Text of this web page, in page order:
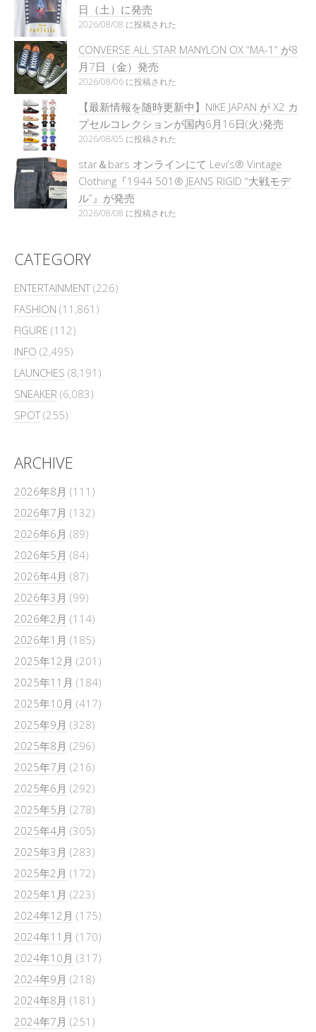
日（土）に発売
2026/08/08 に投稿された
CONVERSE ALL STAR MANYLON OX “MA-1” が8
月7日（金）発売
2026/08/06 に投稿された
【最新情報を随時更新中】NIKE JAPAN が X2 カ
プセルコレクションが国内6月16日(火)発売
2026/08/05 に投稿された
star＆bars オンラインにて Levi’s® Vintage
Clothing『1944 501® JEANS RIGID “大戦モデ
ル”』が発売
2026/08/08 に投稿された
CATEGORY
ENTERTAINMENT(226)
FASHION (11,861)
FIGURE (112)
INFO (2,495)
LAUNCHES (8,191)
SNEAKER (6,083)
SPOT(255)
ARCHIVE
2026年8月 (111)
2026年7月 (132)
2026年6月 (89)
2026年5月 (84)
2026年4月 (87)
2026年3月 (99)
2026年2月 (114)
2026年1月 (185)
2025年12月 (201)
2025年11月 (184)
2025年10月 (417)
2025年9月 (328)
2025年8月 (296)
2025年7月 (216)
2025年6月 (292)
2025年5月 (278)
2025年4月 (305)
2025年3月 (283)
2025年2月 (172)
2025年1月 (223)
2024年12月 (175)
2024年11月 (170)
2024年10月 (317)
2024年9月 (218)
2024年8月 (181)
2024年7月 (251)